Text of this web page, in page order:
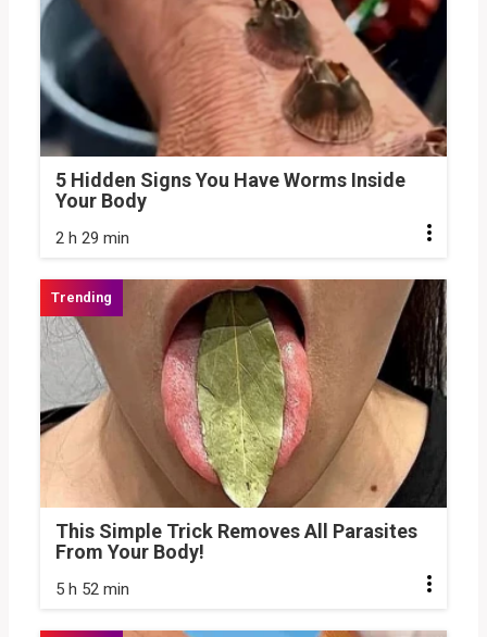
5 Hidden Signs You Have Worms Inside
Your Body
2 h 29 min
This Simple Trick Removes All Parasites
From Your Body!
5 h 52 min